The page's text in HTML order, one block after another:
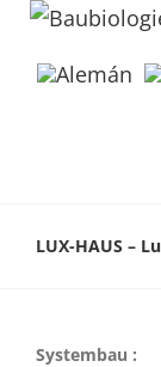
LUX-HAUS –
Systembau :